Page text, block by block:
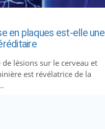
en plaques est-elle une
de lésions sur le cerveau et
est révélatrice de la